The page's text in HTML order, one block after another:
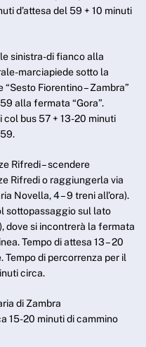
d’attesa del 59 + 10 minuti
sinistra-di fianco alla
marciapiede sotto la
Fiorentino – Zambra”
alla fermata “Gora”.
bus 57 + 13-20 minuti
Rifredi – scendere
Rifredi o raggiungerla via
Novella, 4 – 9 treni all’ora).
sottopassaggio sul lato
dove si incontrerà la fermata
Tempo di attesa 13 – 20
Tempo di percorrenza per il
circa.
di Zambra
15-20 minuti di cammino